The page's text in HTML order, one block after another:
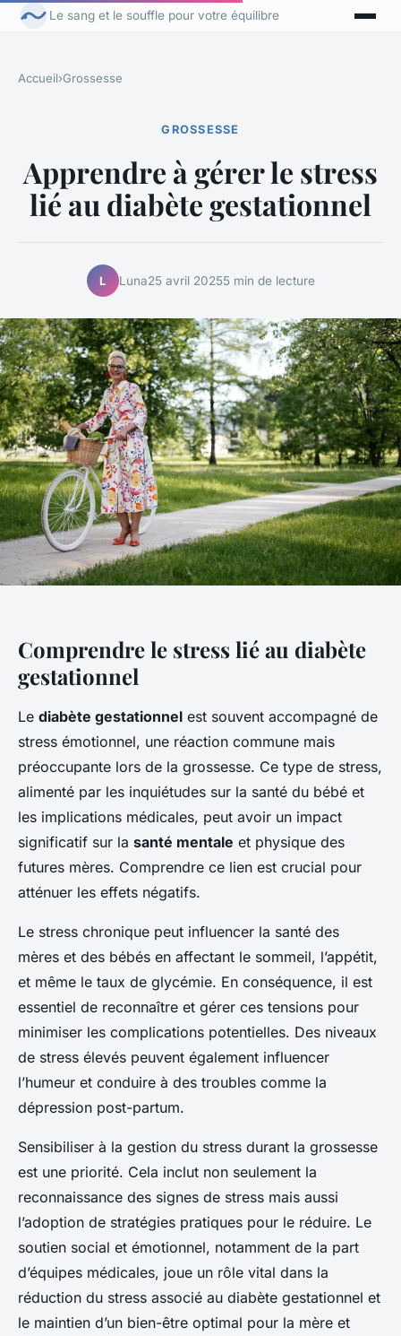
Le sang et le souffle pour votre équilibre
Accueil›Grossesse
GROSSESSE
Apprendre à gérer le stress
lié au diabète gestationnel
L Luna25 avril 20255 min de lecture
Comprendre le stress lié au diabète
gestationnel
Le diabète gestationnel est souvent accompagné de
stress émotionnel, une réaction commune mais
préoccupante lors de la grossesse. Ce type de stress,
alimenté par les inquiétudes sur la santé du bébé et
les implications médicales, peut avoir un impact
significatif sur la santé mentale et physique des
futures mères. Comprendre ce lien est crucial pour
atténuer les effets négatifs.
Le stress chronique peut influencer la santé des
mères et des bébés en affectant le sommeil, l’appétit,
et même le taux de glycémie. En conséquence, il est
essentiel de reconnaître et gérer ces tensions pour
minimiser les complications potentielles. Des niveaux
de stress élevés peuvent également influencer
l’humeur et conduire à des troubles comme la
dépression post-partum.
Sensibiliser à la gestion du stress durant la grossesse
est une priorité. Cela inclut non seulement la
reconnaissance des signes de stress mais aussi
l’adoption de stratégies pratiques pour le réduire. Le
soutien social et émotionnel, notamment de la part
d’équipes médicales, joue un rôle vital dans la
réduction du stress associé au diabète gestationnel et
le maintien d’un bien-être optimal pour la mère et